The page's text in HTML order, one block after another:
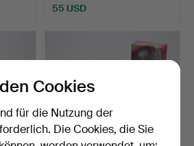
55 USD
Cookies
für die Nutzung der
Die Cookies, die Sie